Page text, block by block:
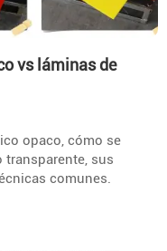
vs láminas de
opaco, cómo se
sus
comunes.